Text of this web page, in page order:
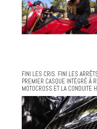
FINI LES CRIS. FINI LES
PREMIER CASQUE INTÉGRÉ À
MOTOCROSS ET LA CONDUITE